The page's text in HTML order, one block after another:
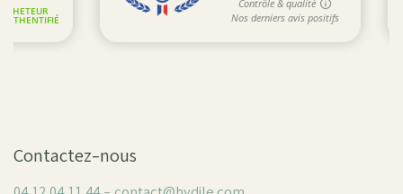
Contactez-nous